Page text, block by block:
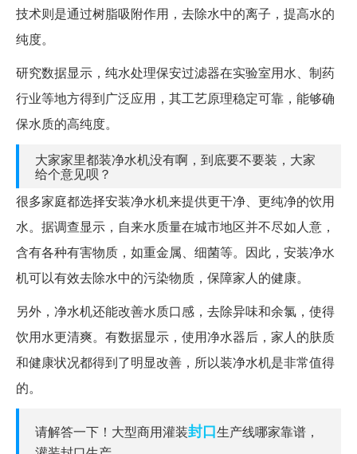
技术则是通过树脂吸附作用，去除水中的离子，提高水的
纯度。
研究数据显示，纯水处理保安过滤器在实验室用水、制药
行业等地方得到广泛应用，其工艺原理稳定可靠，能够确
保水质的高纯度。
大家家里都装净水机没有啊，到底要不要装，大家
给个意见呗？
很多家庭都选择安装净水机来提供更干净、更纯净的饮用
水。据调查显示，自来水质量在城市地区并不尽如人意，
含有各种有害物质，如重金属、细菌等。因此，安装净水
机可以有效去除水中的污染物质，保障家人的健康。
另外，净水机还能改善水质口感，去除异味和余氯，使得
饮用水更清爽。有数据显示，使用净水器后，家人的肤质
和健康状况都得到了明显改善，所以装净水机是非常值得
的。
请解答一下！大型商用灌装封口生产线哪家靠谱，